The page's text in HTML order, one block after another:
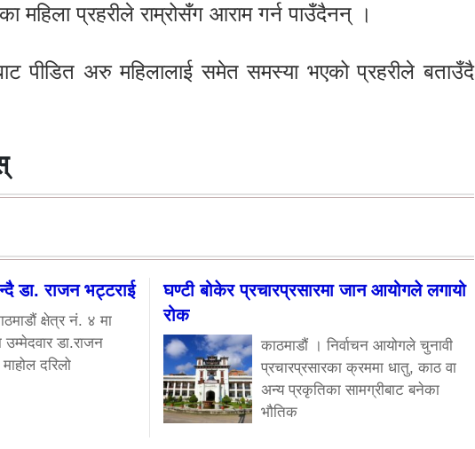
महिला प्रहरीले राम्रोसँग आराम गर्न पाउँदैनन् ।
पीडित अरु महिलालाई समेत समस्या भएको प्रहरीले बताउँदै
डा. राजन भट्टराई
क्षेत्र नं. ४ मा
डा.राजन
दरिलो
घण्टी बोकेर प्रचारप्रसारमा जान आयोगले लगायो
रोक
काठमाडौं । निर्वाचन आयोगले चुनावी
प्रचारप्रसारका क्रममा धातु, काठ वा
अन्य प्रकृतिका सामग्रीबाट बनेका
भौतिक